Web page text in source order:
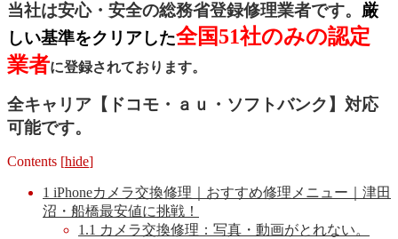
当社は安心・安全の総務省登録修理業者です。 厳
しい基準をクリアした全国51社のみの認定
業者に登録されております。
全キャリア【ドコモ・ａｕ・ソフトバンク】対応
可能です。
Contents [hide]
1 iPhoneカメラ交換修理｜おすすめ修理メニュー｜津田
沼・船橋最安値に挑戦！
1.1 カメラ交換修理：写真・動画がとれない。